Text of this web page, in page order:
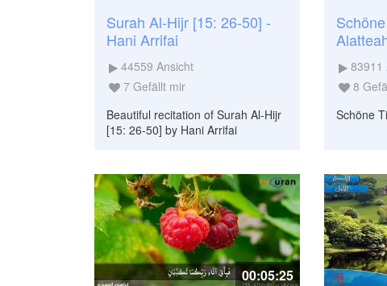
Surah Al-Hijr [15: 26-50] -
Hani Arrifai
44559 Ansicht
7 Gefällt mir
Beautiful recitation of Surah Al-Hijr
[15: 26-50] by Hani Arrifai
83911
8
Schöne
00:05:25